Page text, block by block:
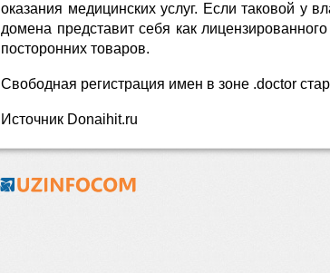
оказания медицинских услуг. Если таковой у
домена представит себя как
посторонних товаров.
Свободная регистрация имен в зоне .doctor
Источник Donaihit.ru